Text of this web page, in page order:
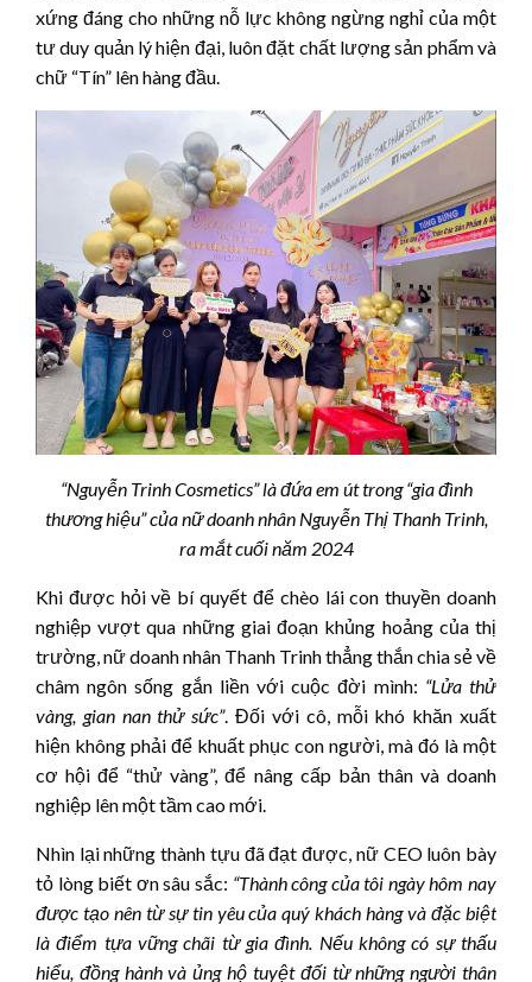
xứng đáng cho những nỗ lực không ngừng nghỉ của một
tư duy quản lý hiện đại, luôn đặt chất lượng sản phẩm và
chữ “Tín” lên hàng đầu.
“Nguyễn Trinh Cosmetics” là đứa em út trong “gia đình
thương hiệu” của nữ doanh nhân Nguyễn Thị Thanh Trinh,
ra mắt cuối năm 2024
Khi được hỏi về bí quyết để chèo lái con thuyền doanh
nghiệp vượt qua những giai đoạn khủng hoảng của thị
trường, nữ doanh nhân Thanh Trinh thẳng thắn chia sẻ về
châm ngôn sống gắn liền với cuộc đời mình: “Lửa thử
vàng, gian nan thử sức”. Đối với cô, mỗi khó khăn xuất
hiện không phải để khuất phục con người, mà đó là một
cơ hội để “thử vàng”, để nâng cấp bản thân và doanh
nghiệp lên một tầm cao mới.
Nhìn lại những thành tựu đã đạt được, nữ CEO luôn bày
tỏ lòng biết ơn sâu sắc: “Thành công của tôi ngày hôm nay
được tạo nên từ sự tin yêu của quý khách hàng và đặc biệt
là điểm tựa vững chãi từ gia đình. Nếu không có sự thấu
hiểu, đồng hành và ủng hộ tuyệt đối từ những người thân